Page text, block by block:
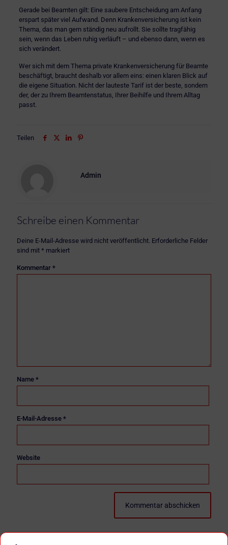
Gerade bei Beamten gilt: Eine saubere Entscheidung am Anfang
erspart später viel Aufwand. Denn Krankenversicherung ist kein
Thema, das man gern ständig neu aufrollt. Sie sollte tragfähig
sein, wenn das Leben ruhig verläuft – und ebenso dann, wenn es
sich verändert.
Wer sich mit dem Thema private Krankenversicherung für Beamte
beschäftigt, braucht deshalb vor allem eins: einen klaren Blick auf
die eigene Situation. Nicht der lauteste Tarif ist der beste, sondern
der, der zu Ihrem Beamtenstatus, Ihrer Beihilfe und Ihrem Alltag
passt.
Teilen
Admin
Schreibe einen Kommentar
Deine E-Mail-Adresse wird nicht veröffentlicht. Erforderliche Felder
sind mit * markiert
Kommentar *
Name *
E-Mail-Adresse *
Website